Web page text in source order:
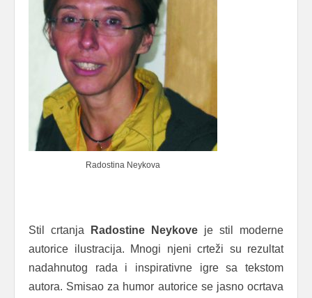
Radostina Neykova
Stil crtanja Radostine Neykove je stil moderne
autorice ilustracija. Mnogi njeni crteži su rezultat
nadahnutog rada i inspirativne igre sa tekstom
autora. Smisao za humor autorice se jasno ocrtava